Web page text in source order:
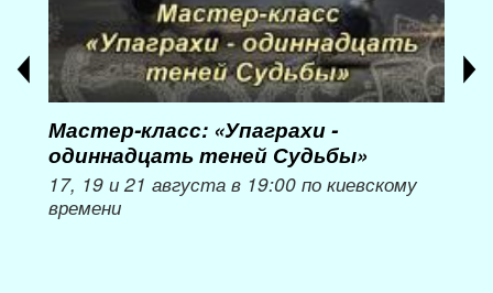
Мастер-класс: «Упаграхи -
одиннадцать теней Судьбы»
17, 19 и 21 августа в 19:00 по киевскому
времени